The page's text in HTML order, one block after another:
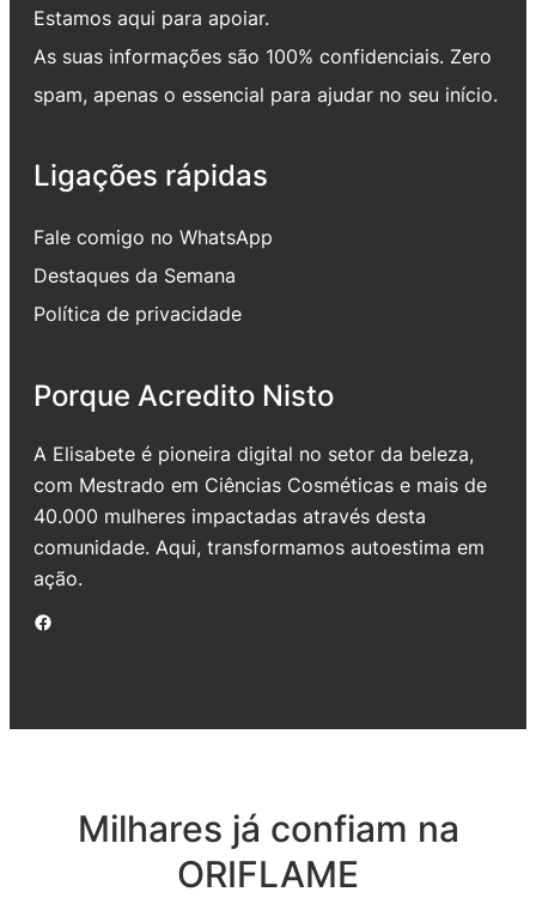
Estamos aqui para apoiar.
As suas informações são 100% confidenciais. Zero
spam, apenas o essencial para ajudar no seu início.
Ligações rápidas
Fale comigo no WhatsApp
Destaques da Semana
Política de privacidade
Porque Acredito Nisto
A Elisabete é pioneira digital no setor da beleza,
com Mestrado em Ciências Cosméticas e mais de
40.000 mulheres impactadas através desta
comunidade. Aqui, transformamos autoestima em
ação.
Facebook
Milhares já confiam na
ORIFLAME